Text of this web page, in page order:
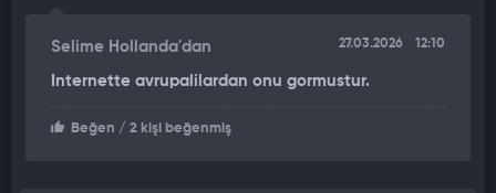
Selime Hollanda'dan 27.03.2026 12:10
Internette avrupalilardan onu gormustur.
Beğen / 2 kişi beğenmiş